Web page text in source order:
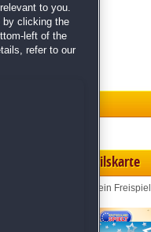
Vorteilskarte
Jeden Monat ein
to you.
by clicking the
left of the
refer to our